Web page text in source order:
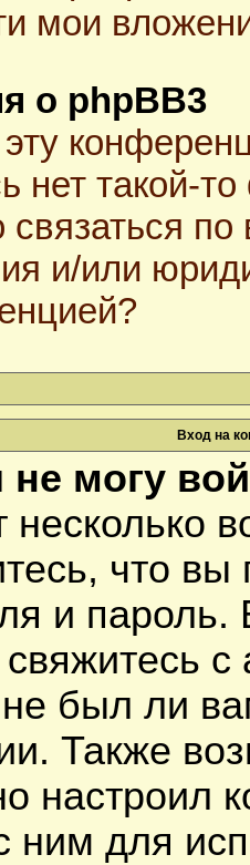
мои
о phpBB3
нет такой-
по
и/или
Вход на
могу
несколько
что
и
был ли
Также
настроил
ним для